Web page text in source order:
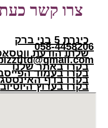
צרו קשר
כינרת 5 בני ברק
058-4458206
שלחו הודעת
בקרו באתר שלנו
בקרו בעמוד
בקרו בדף
בקרו בערוץ היוטיוב